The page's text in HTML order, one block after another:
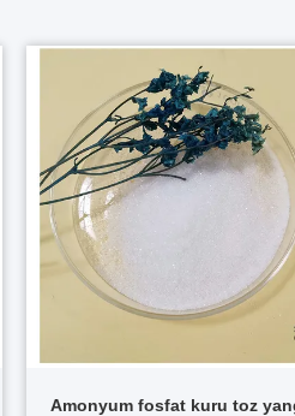
Amonyum fosfat kuru toz